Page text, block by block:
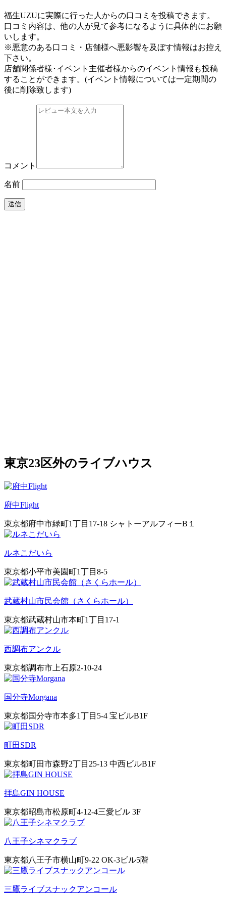
福生UZUに実際に行った人からの口コミを投稿できます。
口コミ内容は、他の人が見て参考になるように具体的にお願
いします。
※悪意のある口コミ・店舗様へ悪影響を及ぼす情報はお控え
下さい。
店舗関係者様･イベント主催者様からのイベント情報も投稿
することができます。 (イベント情報については一定期間の
後に削除致します)
コメント
名前
東京23区外のライブハウス
府中Flight
東京都府中市緑町1丁目17-18 シャトーアルフィーB１
ルネこだいら
東京都小平市美園町1丁目8-5
武蔵村山市民会館（さくらホール）
東京都武蔵村山市本町1丁目17-1
西調布アンクル
東京都調布市上石原2-10-24
国分寺Morgana
東京都国分寺市本多1丁目5-4 宝ビルB1F
町田SDR
東京都町田市森野2丁目25-13 中西ビルB1F
拝島GIN HOUSE
東京都昭島市松原町4-12-4三愛ビル 3F
八王子シネマクラブ
東京都八王子市横山町9-22 OK-3ビル5階
三鷹ライブスナックアンコール